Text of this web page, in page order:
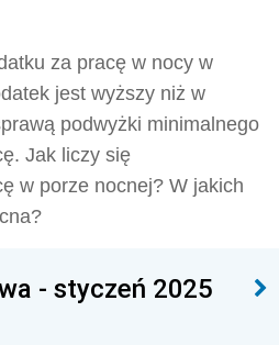
za pracę w nocy w
jest wyższy niż w
podwyżki minimalnego
Jak liczy się
w porze nocnej? W jakich
- styczeń 2025